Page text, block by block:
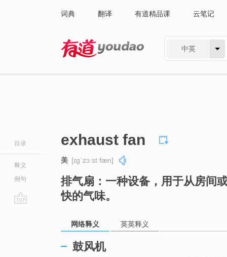
词典 翻译 有道精品课 云笔记
中英
目录
释义
例句
exhaust fan
美 [ɪɡˈzɔːst fæn]
排气扇：一种设备，用于从房间
快的气味。
网络释义 英英释义
鼓风机